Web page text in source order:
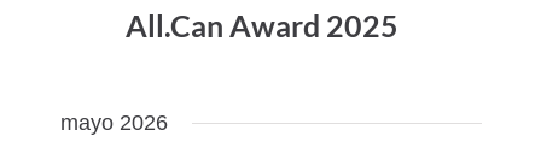
All.Can Award 2025
mayo 2026